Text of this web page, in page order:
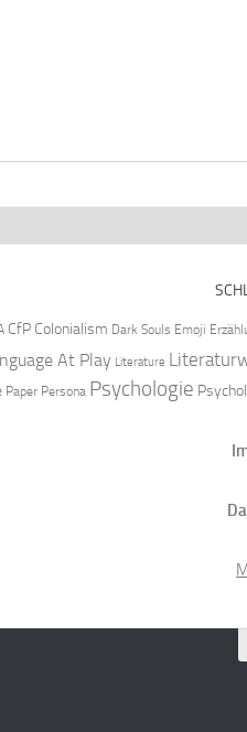
CfP Colonialism Dark Souls Emoji
At Play Literature
Paper Persona Psychologie